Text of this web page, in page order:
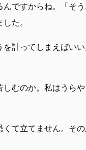
ですからね。「そ
た。
計ってしまえばい
むのか。私はうら
て立てません。そ